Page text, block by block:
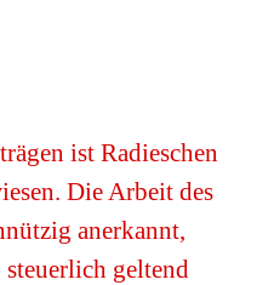
ist Radieschen
Die Arbeit des
anerkannt,
steuerlich geltend